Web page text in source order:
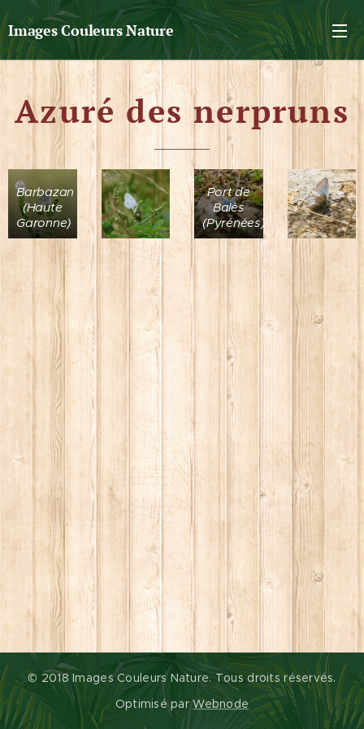
Images Couleurs Nature
Azuré des nerpruns
Barbazan
(Haute
Garonne)
Port de
Balès
(Pyrénées)
© 2018 Images Couleurs Nature. Tous droits réservés.
Optimisé parWebnode